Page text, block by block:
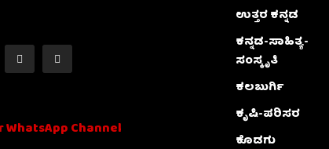
WhatsApp Channel
ಉತ್ತರ ಕನ್ನಡ
ಕನ್ನಡ-ಸಾಹಿತ್ಯ-
ಸಂಸ್ಕೃತಿ
ಕಲಬುರ್ಗಿ
ಕೃಷಿ-ಪರಿಸರ
ಕೊಡಗು